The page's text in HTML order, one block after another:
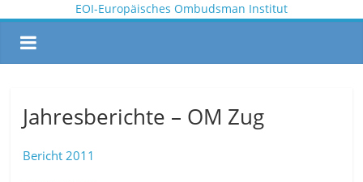
EOI-Europäisches Ombudsman Institut
Jahresberichte – OM Zug
Bericht 2011